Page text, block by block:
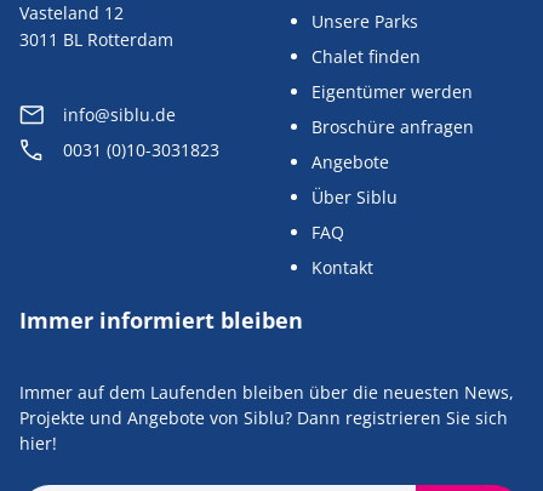
Vasteland 12
3011 BL Rotterdam
info@siblu.de
0031 (0)10-3031823
Unsere Parks
Chalet finden
Eigentümer werden
Broschüre anfragen
Angebote
Über Siblu
FAQ
Kontakt
Immer informiert bleiben
Immer auf dem Laufenden bleiben über die neuesten News,
Projekte und Angebote von Siblu? Dann registrieren Sie sich
hier!